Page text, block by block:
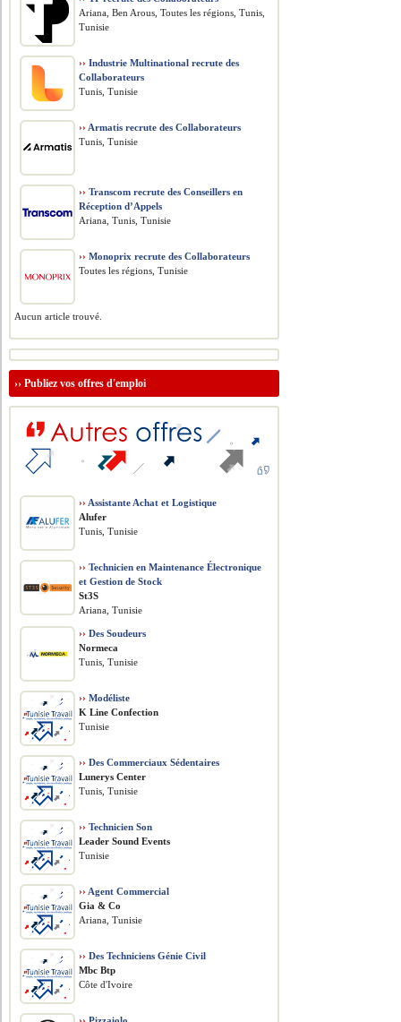
Ariana, Ben Arous, Toutes les régions, Tunis,
Tunisie
›› Industrie Multinational recrute des
Collaborateurs
Tunis, Tunisie
›› Armatis recrute des Collaborateurs
Tunis, Tunisie
›› Transcom recrute des Conseillers en
Réception d’Appels
Ariana, Tunis, Tunisie
›› Monoprix recrute des Collaborateurs
Toutes les régions, Tunisie
Aucun article trouvé.
››Publiez vos offres d'emploi
›› Assistante Achat et Logistique
Alufer
Tunis, Tunisie
›› Technicien en Maintenance Électronique
et Gestion de Stock
St3S
Ariana, Tunisie
›› Des Soudeurs
Normeca
Tunis, Tunisie
›› Modéliste
K Line Confection
Tunisie
›› Des Commerciaux Sédentaires
Lunerys Center
Tunis, Tunisie
›› Technicien Son
Leader Sound Events
Tunisie
›› Agent Commercial
Gia & Co
Ariana, Tunisie
›› Des Techniciens Génie Civil
Mbc Btp
Côte d'Ivoire